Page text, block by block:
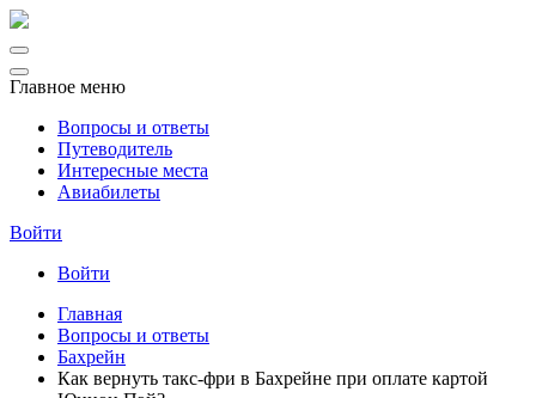
Главное меню
Вопросы и ответы
Путеводитель
Интересные места
Авиабилеты
Войти
Войти
Главная
Вопросы и ответы
Бахрейн
Как вернуть такс-фри в Бахрейне при оплате картой